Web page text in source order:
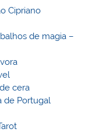
Cipriano
de magia –
cera
de Portugal